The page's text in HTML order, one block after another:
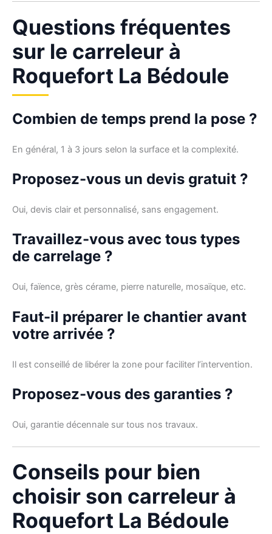
Questions fréquentes
sur le carreleur à
Roquefort La Bédoule
Combien de temps prend la pose ?
En général, 1 à 3 jours selon la surface et la complexité.
Proposez-vous un devis gratuit ?
Oui, devis clair et personnalisé, sans engagement.
Travaillez-vous avec tous types
de carrelage ?
Oui, faïence, grès cérame, pierre naturelle, mosaïque, etc.
Faut-il préparer le chantier avant
votre arrivée ?
Il est conseillé de libérer la zone pour faciliter l’intervention.
Proposez-vous des garanties ?
Oui, garantie décennale sur tous nos travaux.
Conseils pour bien
choisir son carreleur à
Roquefort La Bédoule